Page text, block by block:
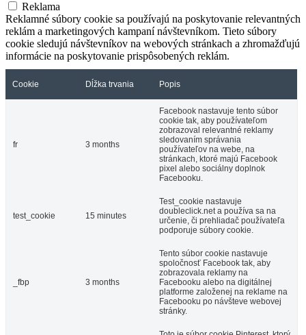
Reklama
Reklamné súbory cookie sa používajú na poskytovanie relevantných
reklám a marketingových kampaní návštevníkom. Tieto súbory
cookie sledujú návštevníkov na webových stránkach a zhromažďujú
informácie na poskytovanie prispôsobených reklám.
Cookie Dĺžka trvania Popis
fr 3 months
Facebook nastavuje tento súbor
cookie tak, aby používateľom
zobrazoval relevantné reklamy
sledovaním správania
používateľov na webe, na
stránkach, ktoré majú Facebook
pixel alebo sociálny doplnok
Facebooku.
test_cookie 15 minutes
Test_cookie nastavuje
doubleclick.net a používa sa na
určenie, či prehliadač používateľa
podporuje súbory cookie.
_fbp 3 months
Tento súbor cookie nastavuje
spoločnosť Facebook tak, aby
zobrazovala reklamy na
Facebooku alebo na digitálnej
platforme založenej na reklame na
Facebooku po návšteve webovej
stránky.